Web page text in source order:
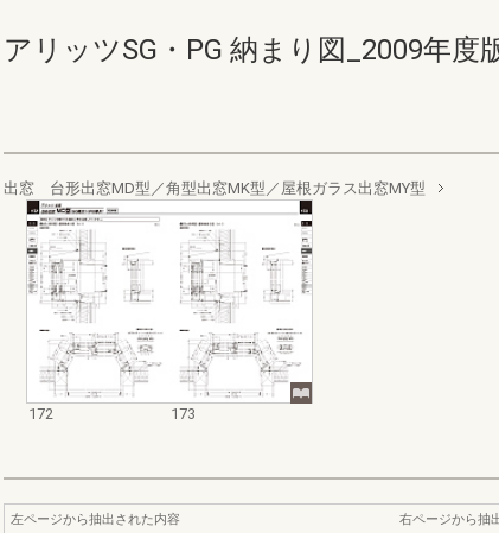
アリッツSG・PG 納まり図_2009年度
出窓 台形出窓MD型／角型出窓MK型／屋根ガラス出窓MY型
172 173
左ページから抽出された内容
右ページから抽